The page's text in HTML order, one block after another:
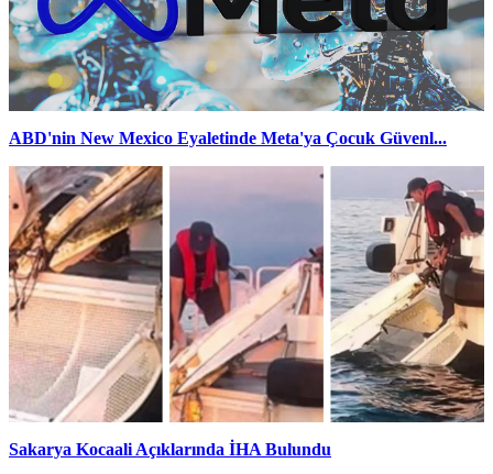
ABD'nin New Mexico Eyaletinde Meta'ya Çocuk Güvenl...
Sakarya Kocaali Açıklarında İHA Bulundu